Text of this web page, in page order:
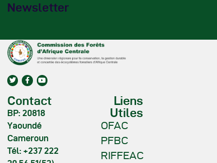
Newsletter
Contact
BP: 20818
Yaoundé
Cameroun
Tél: +237 222
Liens
Utiles
OFAC
PFBC
RIFFEAC